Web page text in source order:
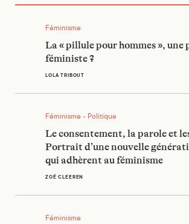
Féminisme
La « pillule pour hommes », une
féministe ?
LOLA TRIBOUT
Féminisme • Politique
Le consentement, la parole et
Portrait d’une nouvelle
qui adhèrent au féminisme
ZOÉ CLEEREN
Féminisme